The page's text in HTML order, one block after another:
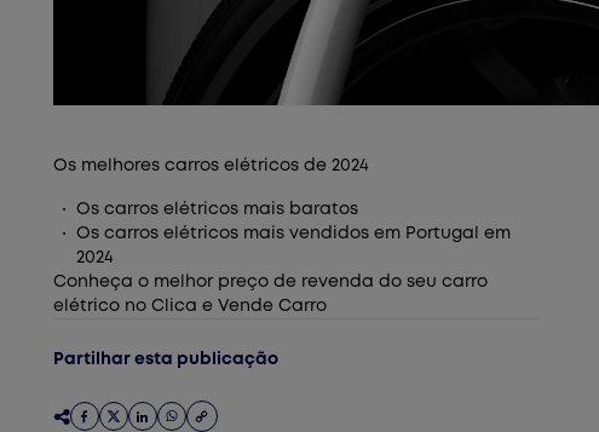
Os melhores carros elétricos de 2024
Os carros elétricos mais baratos
Os carros elétricos mais vendidos em Portugal em
2024
Conheça o melhor preço de revenda do seu carro
elétrico no Clica e Vende Carro
Partilhar esta publicação